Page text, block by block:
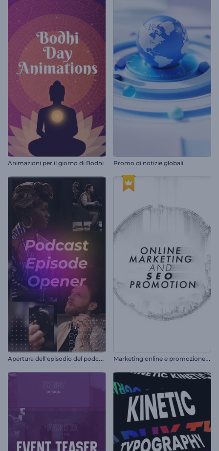
Animazioni per il giorno di Bodhi Promo di notizie globali
A
pertura dell'episodio del podcast M
arketing online e promozione SEO